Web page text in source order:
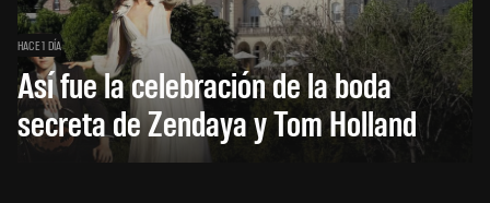
HACE 1 DÍA
Así fue la celebración de la boda
secreta de Zendaya y Tom Holland